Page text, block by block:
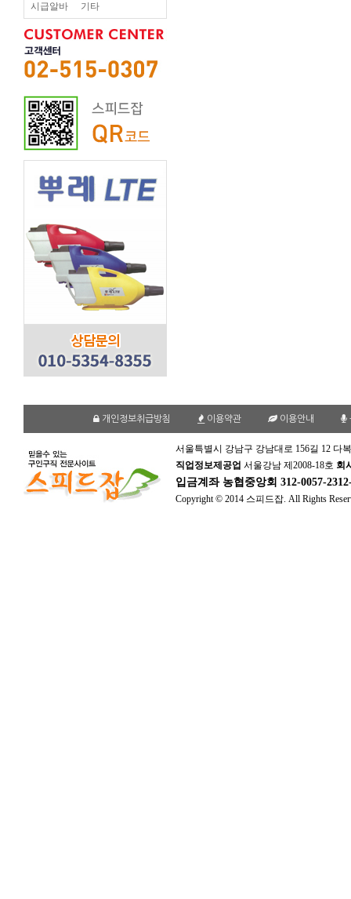
시급알바 기타
개인정보취급방침 이용약관 이용안내
서울특별시 강남구 강남대로 156길 12 다
직업정보제공업 서울강남 제2008-18호 회
입금계좌 농협중앙회 312-0057-
Copyright © 2014 스피드잡. All Rights